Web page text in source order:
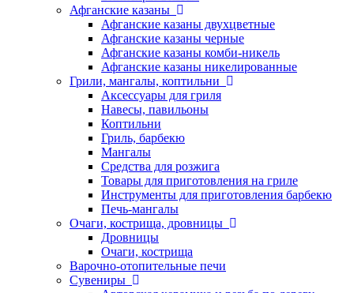
Афганские казаны
Афганские казаны двухцветные
Афганские казаны черные
Афганские казаны комби-никель
Афганские казаны никелированные
Грили, мангалы, коптильни
Аксессуары для гриля
Навесы, павильоны
Коптильни
Гриль, барбекю
Мангалы
Средства для розжига
Товары для приготовления на гриле
Инструменты для приготовления барбекю
Печь-мангалы
Очаги, кострища, дровницы
Дровницы
Очаги, кострища
Варочно-отопительные печи
Сувениры